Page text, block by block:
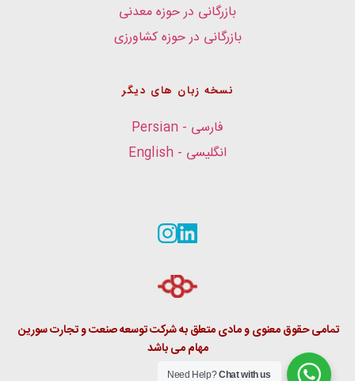
بازرگانی در حوزه معدنی
بازرگانی در حوزه کشاورزی
نسخه زبان های دیگر
فارسی - Persian
انگلیسی - English
مهام می باشد
Need Help?Chat with us